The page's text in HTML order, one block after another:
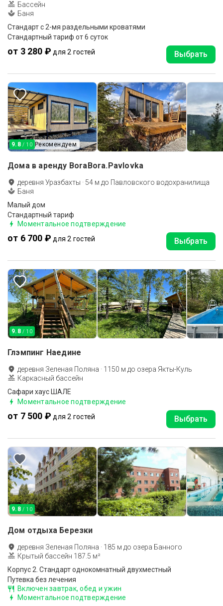
Бассейн
Баня
Стандарт с 2-мя раздельными кроватями
Стандартный тариф от 6 суток
от 3 280 ₽ для 2 гостей Выбрать
9.8 / 10 Рекомендуем
Дома в аренду BoraBora.Pavlovka
деревня Уразбахты · 54 м до Павловского водохранилища
Баня
Малый дом
Стандартный тариф
Моментальное подтверждение
от 6 700 ₽ для 2 гостей Выбрать
9.8 / 10
Глэмпинг Наедине
деревня Зеленая Поляна · 1150 м до озера Якты-Куль
Каркасный бассейн
Сафари хаус ШАЛЕ
Моментальное подтверждение
от 7 500 ₽ для 2 гостей Выбрать
9.8 / 10
Дом отдыха Березки
деревня Зеленая Поляна · 185 м до озера Банного
Крытый бассейн 187.5 м²
Корпус 2. Стандарт однокомнатный двухместный
Путевка без лечения
Включен завтрак, обед и ужин
Моментальное подтверждение